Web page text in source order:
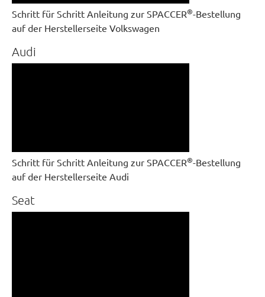
Schritt für Schritt Anleitung zur SPACCER®-Bestellung
auf der Herstellerseite Volkswagen
Audi
Schritt für Schritt Anleitung zur SPACCER®-Bestellung
auf der Herstellerseite Audi
Seat